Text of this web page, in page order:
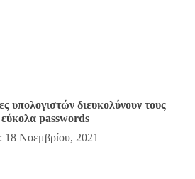
υπολογιστών διευκολύνουν τους
passwords
18 Νοεμβρίου, 2021